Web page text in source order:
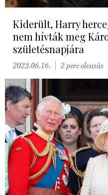
Kiderült, Harry
nem hívták meg
születésnapjára
2023.06.16. 2 perc olvasás